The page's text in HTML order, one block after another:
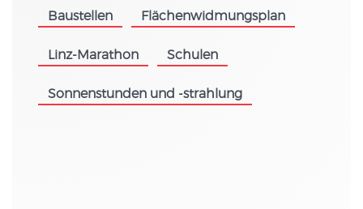
Baustellen Flächenwidmungsplan
Linz-Marathon Schulen
Sonnenstunden und -strahlung